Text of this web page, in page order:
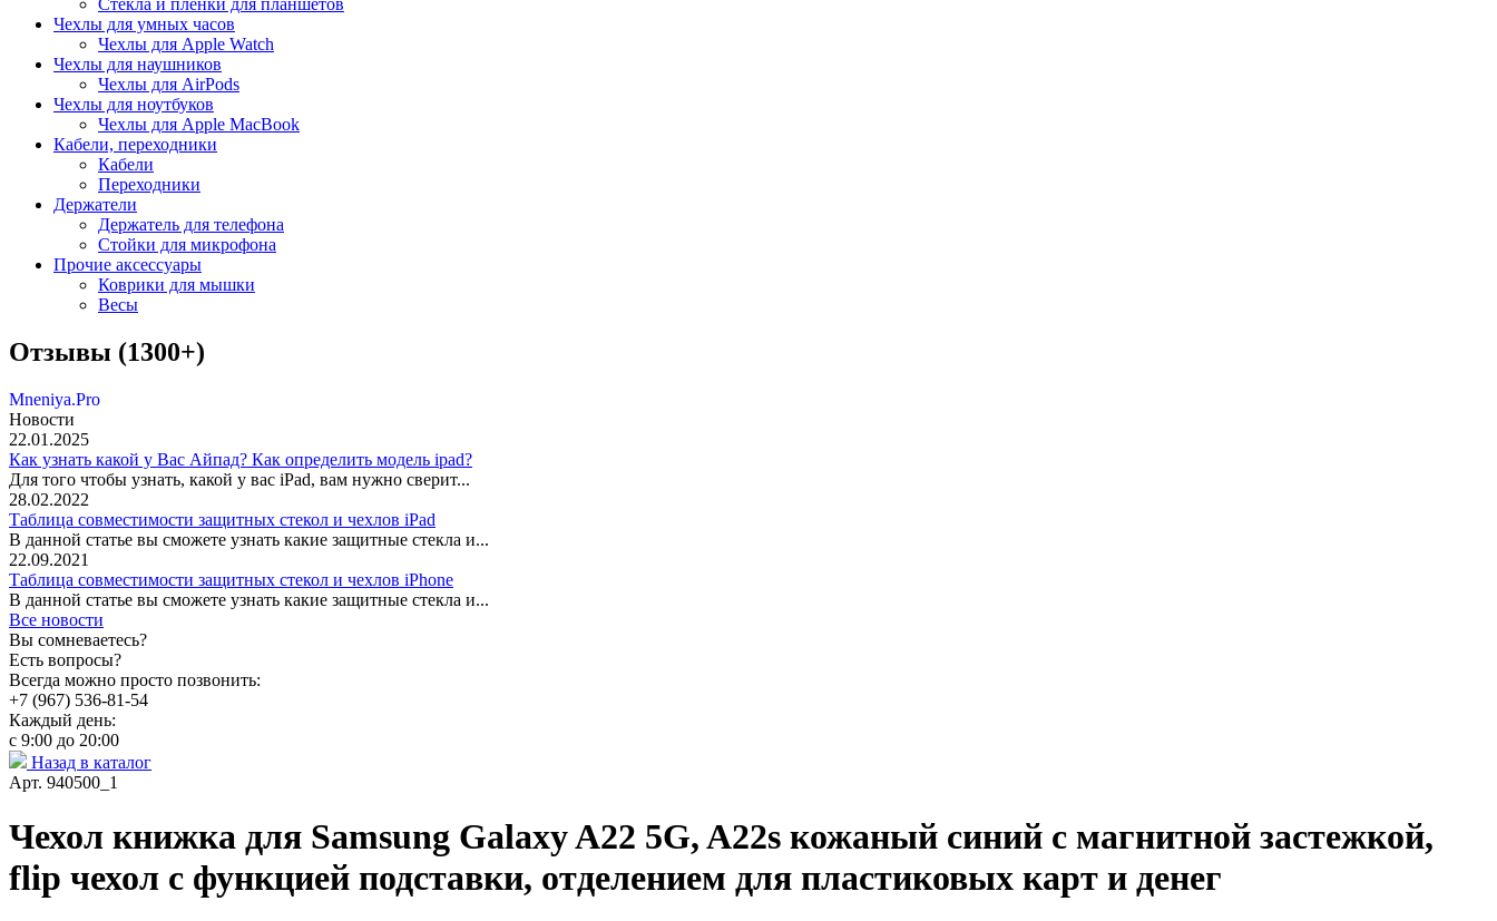
Стекла и пленки для планшетов
Чехлы для умных часов
Чехлы для Apple Watch
Чехлы для наушников
Чехлы для AirPods
Чехлы для ноутбуков
Чехлы для Apple MacBook
Кабели, переходники
Кабели
Переходники
Держатели
Держатель для телефона
Стойки для микрофона
Прочие аксессуары
Коврики для мышки
Весы
Отзывы (1300+)
Mneniya.Pro
Новости
22.01.2025
Как узнать какой у Вас Айпад? Как определить модель ipad?
Для того чтобы узнать, какой у вас iPad, вам нужно сверит...
28.02.2022
Таблица совместимости защитных стекол и чехлов iPad
В данной статье вы сможете узнать какие защитные стекла и...
22.09.2021
Таблица совместимости защитных стекол и чехлов iPhone
В данной статье вы сможете узнать какие защитные стекла и...
Все новости
Вы сомневаетесь?
Есть вопросы?
Всегда можно просто позвонить:
+7 (967) 536-81-54
Каждый день:
с 9:00 до 20:00
Назад в каталог
Арт. 940500_1
Чехол книжка для Samsung Galaxy A22 5G, A22s кожаный синий с магнитной застежкой,
flip чехол с функцией подставки, отделением для пластиковых карт и денег